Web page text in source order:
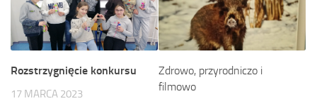
Rozstrzygnięcie konkursu
17 MARCA 2023
Zdrowo, przyrodniczo i
filmowo